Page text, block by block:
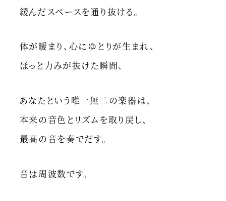
緩んだスペースを通り抜ける。
体が暖まり、心にゆとりが生まれ、
ほっと力みが抜けた瞬間、
あなたという唯一無二の楽器は、
本来の音色とリズムを取り戻し、
最高の音を奏でだす。
音は周波数です。